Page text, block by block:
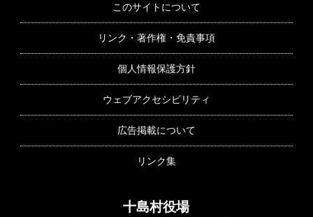
このサイトについて
リンク・著作権・免責事項
個人情報保護方針
ウェブアクセシビリティ
広告掲載について
リンク集
十島村役場